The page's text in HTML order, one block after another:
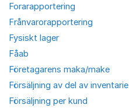
Forarapportering
Frånvarorapportering
Fysiskt lager
Fåab
Företagarens maka/make
Försäljning av del av inventarie
Försäljning per kund